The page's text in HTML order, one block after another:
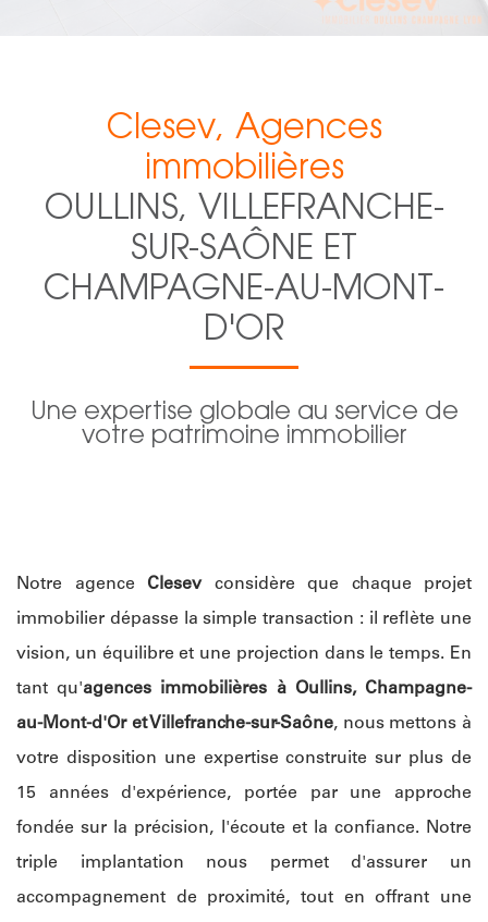
Clesev, Agences
immobilières
OULLINS, VILLEFRANCHE-
SUR-SAÔNE ET
CHAMPAGNE-AU-MONT-
D'OR
Une expertise globale au service de
votre patrimoine immobilier
Notre agence Clesevconsidère que chaque projet
immobilier dépasse la simple transaction : il reflète une
vision, un équilibre et une projection dans le temps. En
tant qu'agences immobilières à Oullins, Champagne-
au-Mont-d'Or et Villefranche-sur-Saône, nous mettons à
votre disposition une expertise construite sur plus de
15 années d'expérience, portée par une approche
fondée sur la précision, l'écoute et la confiance. Notre
triple implantation nous permet d'assurer un
accompagnement de proximité, tout en offrant une